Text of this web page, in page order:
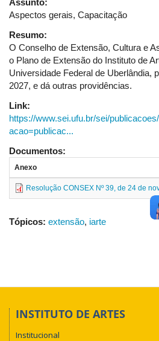
Aspectos gerais, Capacitação
Resumo:
O Conselho de Extensão, Cultura e
o Plano de Extensão do Instituto de
Universidade Federal de Uberlândia,
2027, e dá outras providências.
Link:
https://www.sei.ufu.br/sei/
acao=publicac...
Documentos:
Anexo
Resolução CONSEX Nº 39, de 24 de
Tópicos: extensão, iarte
INSTITUTO DE ARTES
Institucional